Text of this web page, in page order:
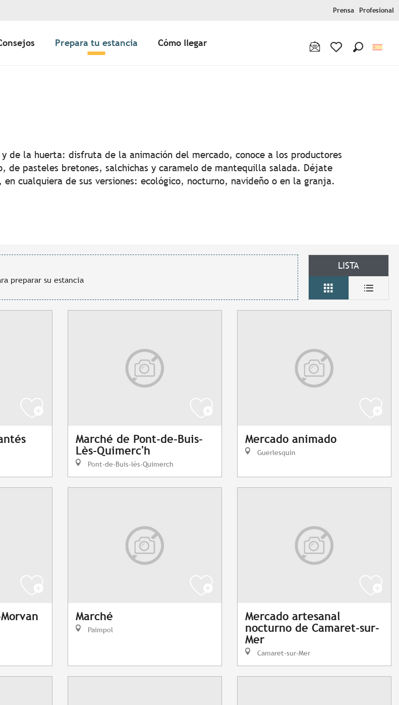
Prensa Profesional
Prepara tu estancia Cómo llegar
favoris
de la huerta: disfruta de la animación del mercado, conoce a los productores
de pasteles bretones, salchichas y caramelo de mantequilla salada. Déjate
cualquiera de sus versiones: ecológico, nocturno, navideño o en la granja.
preparar su estancia
LISTA
Marché de Pont-de-Buis-
Lès-Quimerc'h
Pont-de-Buis-lès-Quimerch
Mercado animado
Guerlesquin
Marché
Paimpol
Mercado artesanal
nocturno de Camaret-sur-
Mer
Camaret-sur-Mer